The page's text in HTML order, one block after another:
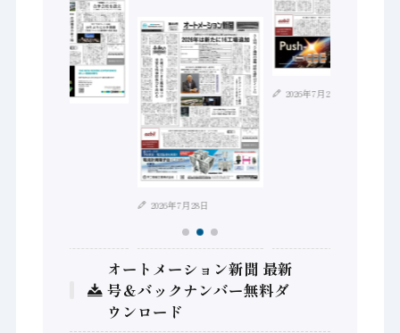
2026年7月28日
2026年7月21日
オートメーション新聞 最新
号＆バックナンバー無料ダ
ウンロード